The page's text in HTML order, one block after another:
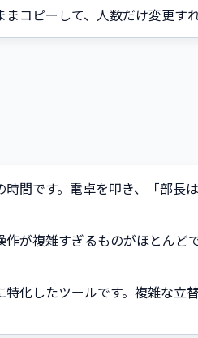
コピーして、人数だけ変更す
間です。電卓を叩き、「部
が複雑すぎるものがほとん
したツールです。複雑な立